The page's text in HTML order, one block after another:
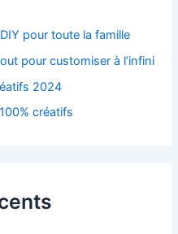
pour toute la famille
pour customiser à l’infini
2024
créatifs